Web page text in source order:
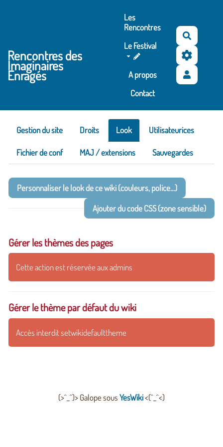
Rencontres des
Imaginaires
Enragés
Les
Rencontres
Le Festival
A propos
Contact
Gestion du site Droits Look Utilisateurices
Fichier de conf MAJ / extensions Sauvegardes
Personnaliser le look de ce wiki (couleurs, police...)
Ajouter du code CSS (zone sensible)
Gérer les thèmes des pages
Cette action est réservée aux admins
Gérer le thème par défaut du wiki
Accès interdit setwikidefaulttheme
(>^_^)> Galope sousYesWiki<(^_^<)